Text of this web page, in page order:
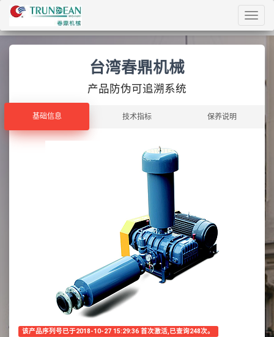
台湾春鼎机械
产品防伪可追溯系统
基础信息 技术指标 保养说明
基础信息
该产品序列号已于2018-10-27 15:29:36 首次激活,已查询248次。